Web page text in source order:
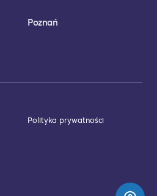
Poznań
Polityka prywatności